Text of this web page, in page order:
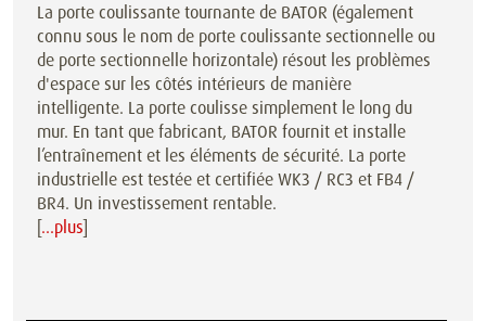
La porte coulissante tournante de BATOR (également
connu sous le nom de porte coulissante sectionnelle ou
de porte sectionnelle horizontale) résout les problèmes
d'espace sur les côtés intérieurs de manière
intelligente. La porte coulisse simplement le long du
mur. En tant que fabricant, BATOR fournit et installe
l’entraînement et les éléments de sécurité. La porte
industrielle est testée et certifiée WK3 / RC3 et FB4 /
BR4. Un investissement rentable.
[…plus]